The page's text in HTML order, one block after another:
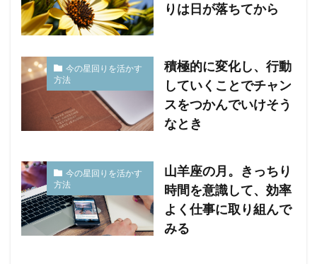
りは日が落ちてから
今の星回りを活かす
方法
積極的に変化し、行動
していくことでチャン
スをつかんでいけそう
なとき
今の星回りを活かす
方法
山羊座の月。きっちり
時間を意識して、効率
よく仕事に取り組んで
みる